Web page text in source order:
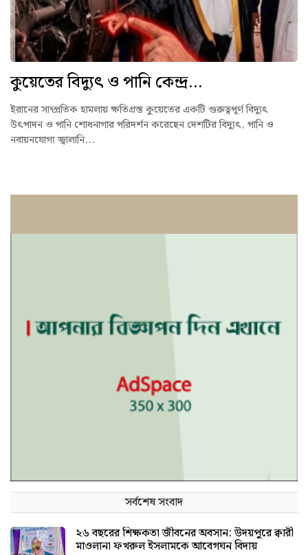
কুয়েতের বিদ্যুৎ ও পানি কেন্দ্র...
ইরানের সাম্প্রতিক হামলায় ক্ষতিগ্রস্ত কুয়েতের একটি গুরুত্বপূর্ণ বিদ্যুৎ
উৎপাদন ও পানি শোধনাগার পরিদর্শন করেছেন দেশটির বিদ্যুৎ, পানি ও
নবায়নযোগ্য জ্বালানি...
সর্বশেষ সংবাদ
২৬ বছরের শিক্ষকতা জীবনের অবসান: উদয়পুরে ক্বারী
মাওলানা ফখরুল ইসলামকে আবেগঘন বিদায়